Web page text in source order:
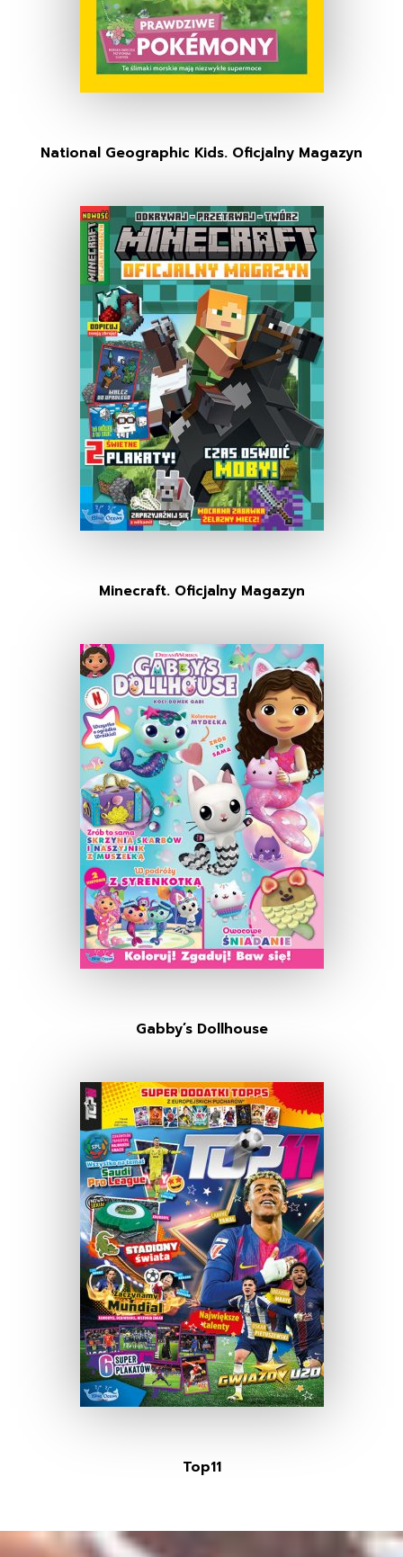
National Geographic Kids. Oficjalny Magazyn
Minecraft. Oficjalny Magazyn
Gabby’s Dollhouse
Top11